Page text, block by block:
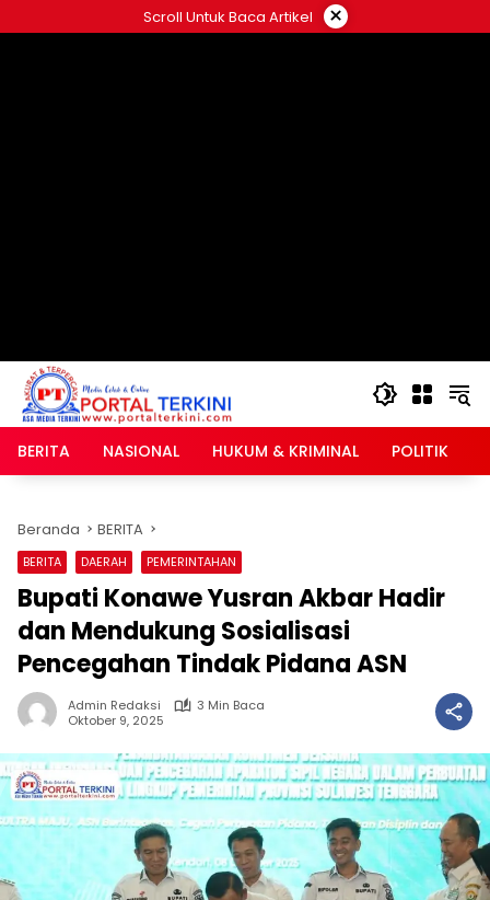
ke
Scroll Untuk Baca Artikel ×
BERITA NASIONAL HUKUM & KRIMINAL POLITIK
Beranda BERITA
BERITA DAERAH PEMERINTAHAN
Bupati Konawe Yusran Akbar Hadir
dan Mendukung Sosialisasi
Pencegahan Tindak Pidana ASN
Admin Redaksi
3 Min Baca
Oktober 9, 2025